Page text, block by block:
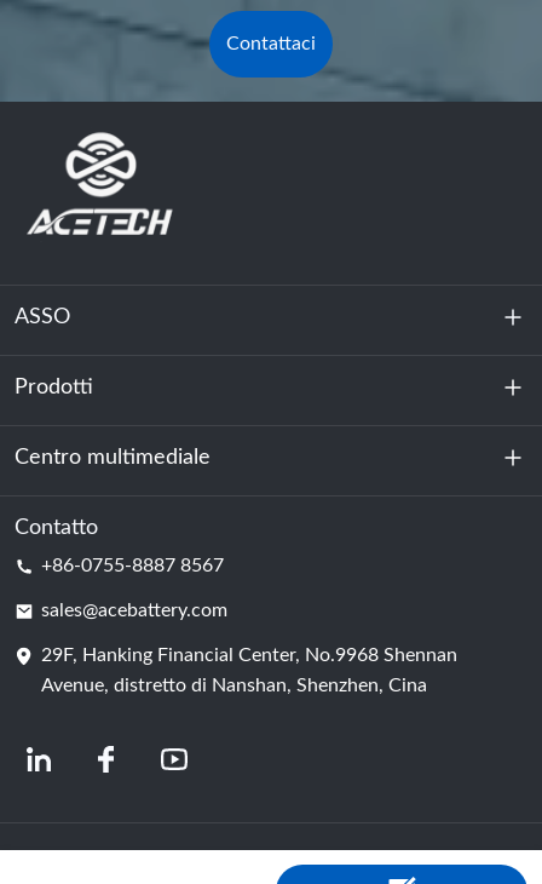
Contattaci
ASSO
Chi siamo
Sostenibilità
Prodotti
Accumulo di energia
Centro dati e sala server
Cella della batteria
Centro multimediale
Notizia
Contatto
+86-0755-8887 8567
sales@acebattery.com
29F, Hanking Financial Center, No.9968 Shennan
Avenue, distretto di Nanshan, Shenzhen, Cina
© 2024 Produttori cinesi di batterie agli ioni di litio | Fabbrica e azienda di